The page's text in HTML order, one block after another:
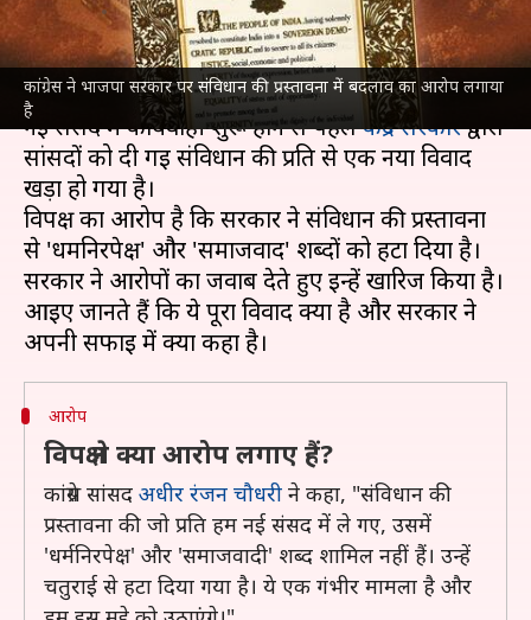
कांग्रेस ने भाजपा सरकार पर संविधान की प्रस्तावना में बदलाव का आरोप लगाया
है
लेखन महिमा Sep 20, 2023 08:10 pm
क्या है खबर?
नई संसद में कार्यवाही शुरू होने से पहलेकेंद्र सरकारद्वारा
सांसदों को दी गई संविधान की प्रति से एक नया विवाद
खड़ा हो गया है।
विपक्ष का आरोप है कि सरकार ने संविधान की प्रस्तावना
से 'धर्मनिरपेक्ष' और 'समाजवाद' शब्दों को हटा दिया है।
सरकार ने आरोपों का जवाब देते हुए इन्हें खारिज किया है।
आइए जानते हैं कि ये पूरा विवाद क्या है और सरकार ने
आरोप
विपक्ष ने क्या आरोप लगाए हैं?
कांग्रेस सांसद अधीर रंजन चौधरी ने कहा, "संविधान की
प्रस्तावना की जो प्रति हम नई संसद में ले गए, उसमें
'धर्मनिरपेक्ष' और 'समाजवादी' शब्द शामिल नहीं हैं। उन्हें
चतुराई से हटा दिया गया है। ये एक गंभीर मामला है और